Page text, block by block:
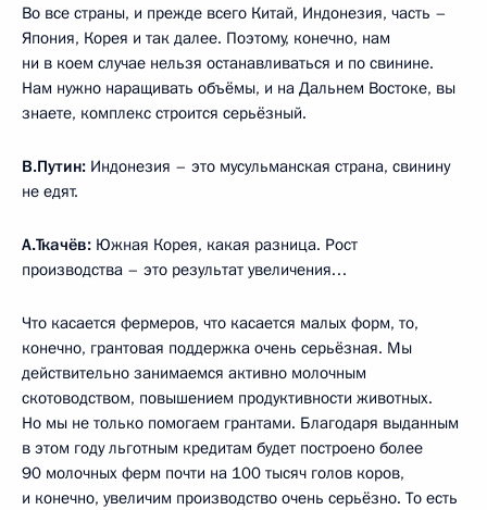
Во все страны, и прежде всего Китай, Индонезия, часть –
Япония, Корея и так далее. Поэтому, конечно, нам
ни в коем случае нельзя останавливаться и по свинине.
Нам нужно наращивать объёмы, и на Дальнем Востоке, вы
знаете, комплекс строится серьёзный.
В.Путин: Индонезия – это мусульманская страна, свинину
не едят.
А.Ткачёв: Южная Корея, какая разница. Рост
производства – это результат увеличения…
Что касается фермеров, что касается малых форм, то,
конечно, грантовая поддержка очень серьёзная. Мы
действительно занимаемся активно молочным
скотоводством, повышением продуктивности животных.
Но мы не только помогаем грантами. Благодаря выданным
в этом году льготным кредитам будет построено более
90 молочных ферм почти на 100 тысяч голов коров,
и конечно, увеличим производство очень серьёзно. То есть